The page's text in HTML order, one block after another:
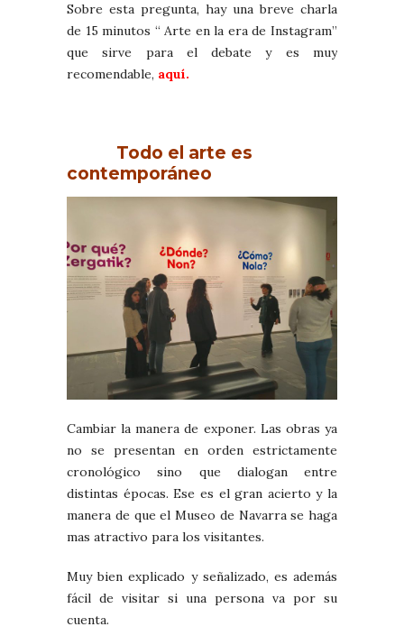
Sobre esta pregunta, hay una breve charla
de 15 minutos “ Arte en la era de Instagram”
que sirve para el debate y es muy
recomendable, aquí.
Todo el arte es
contemporáneo
Cambiar la manera de exponer. Las obras ya
no se presentan en orden estrictamente
cronológico sino que dialogan entre
distintas épocas. Ese es el gran acierto y la
manera de que el Museo de Navarra se haga
mas atractivo para los visitantes.
Muy bien explicado y señalizado, es además
fácil de visitar si una persona va por su
cuenta.